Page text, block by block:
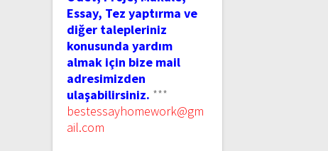
Essay, Tez yaptırma ve
diğer talepleriniz
konusunda yardım
almak için bize mail
adresimizden
ulaşabilirsiniz. ***
bestessayhomework@gm
ail.com